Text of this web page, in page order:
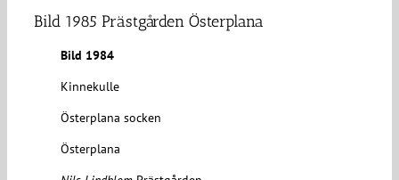
Bild 1985 Prästgården Österplana
Bild 1984
Kinnekulle
Österplana socken
Österplana